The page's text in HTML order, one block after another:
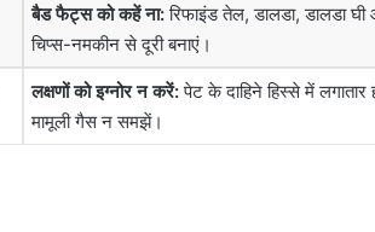
बैड फैट्स को कहें ना:रिफाइंड तेल, डालडा, डालडा
चिप्स-नमकीन से दूरी बनाएं।
लक्षणों को इग्नोर न करें:पेट के दाहिने हिस्से में लगातार
मामूली गैस न समझें।